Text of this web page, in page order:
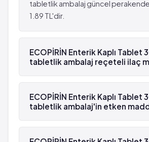
tabletlik ambalaj güncel perakende
1.89 TL'dir.
ECOPİRİN Enterik Kaplı Tablet
tabletlik ambalaj reçeteli ilaç
Evet, ECOPİRİN Enterik Kaplı
tabletlik ambalaj beyaz reçetelidir.
ECOPİRİN Enterik Kaplı Tablet
tabletlik ambalaj'in etken
ECOPİRİN Enterik Kaplı Tablet 300
tabletlik ambalaj'in etken maddesi